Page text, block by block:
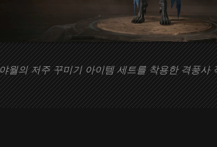
월의 저주 꾸미기 아이템 세트를 착용한 격풍사